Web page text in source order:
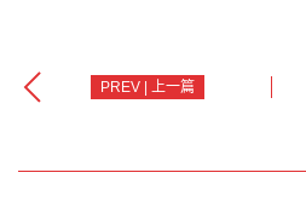
PREV | 上一篇